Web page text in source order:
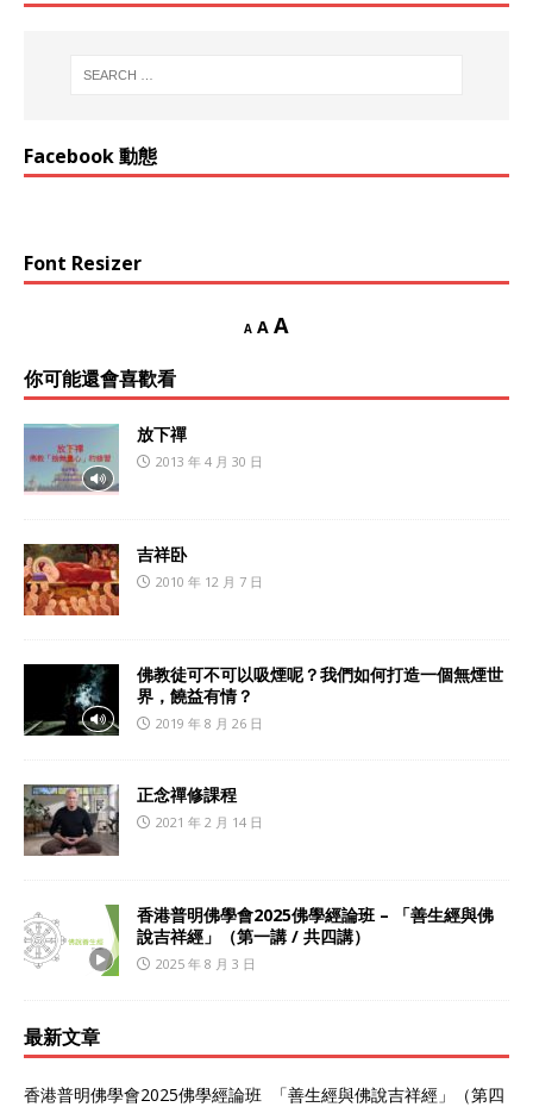
Facebook 動態
Font Resizer
A A A
你可能還會喜歡看
放下禪
2013 年 4 月 30 日
吉祥卧
2010 年 12 月 7 日
佛教徒可不可以吸煙呢？我們如何打造一個無煙世
界，饒益有情？
2019 年 8 月 26 日
正念禪修課程
2021 年 2 月 14 日
香港普明佛學會2025佛學經論班 – 「善生經與佛
說吉祥經」（第一講 / 共四講）
2025 年 8 月 3 日
最新文章
香港普明佛學會2025佛學經論班 「善生經與佛說吉祥經」（第四